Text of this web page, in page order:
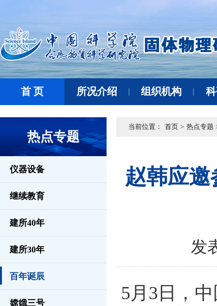
首 页 所况介绍 组织机构
热点专题
仪器设备
继续教育
建所40年
建所30年
百年诞辰
嫦娥三号
当前位置： 首页 > 热点专题
赵韩应
发
5月3日，